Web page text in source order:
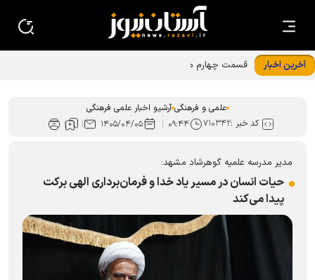
آخرین اخبار قسمت چهارم مجموعه مادر، معمار آرامش خانواده منتشر شد
علمی و فرهنگی آرشیو اخبار علمی فرهنگی
کد خبر :۷۱۰۳۴۲ ۰۹:۴۴ ۱۴۰۵/۰۴/۰۵
مدیر مدرسه علمیه گوهرشاد مشهد:
حیات انسان در مسیر یاد خدا و فرمان‌برداری الهی برکت
پیدا می‌کند